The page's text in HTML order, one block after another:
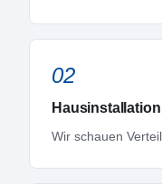
02
Hausinstallation
Wir schauen